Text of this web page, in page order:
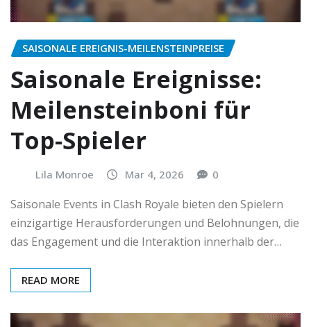
SAISONALE EREIGNIS-MEILENSTEINPREISE
Saisonale Ereignisse:
Meilensteinboni für
Top-Spieler
Lila Monroe Mar 4, 2026 0
Saisonale Events in Clash Royale bieten den Spielern
einzigartige Herausforderungen und Belohnungen, die
das Engagement und die Interaktion innerhalb der…
READ MORE